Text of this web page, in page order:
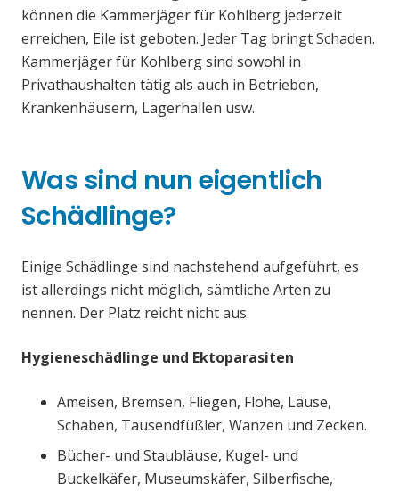
können die Kammerjäger für Kohlberg jederzeit
erreichen, Eile ist geboten. Jeder Tag bringt Schaden.
Kammerjäger für Kohlberg sind sowohl in
Privathaushalten tätig als auch in Betrieben,
Krankenhäusern, Lagerhallen usw.
Was sind nun eigentlich
Schädlinge?
Einige Schädlinge sind nachstehend aufgeführt, es
ist allerdings nicht möglich, sämtliche Arten zu
nennen. Der Platz reicht nicht aus.
Hygieneschädlinge und Ektoparasiten
Ameisen, Bremsen, Fliegen, Flöhe, Läuse,
Schaben, Tausendfüßler, Wanzen und Zecken.
Bücher- und Staubläuse, Kugel- und
Buckelkäfer, Museumskäfer, Silberfische,